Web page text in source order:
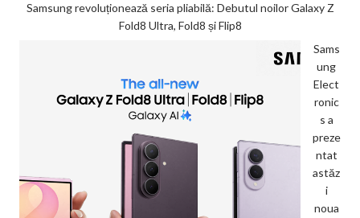
Samsung revoluționează seria pliabilă: Debutul noilor Galaxy Z
Fold8 Ultra, Fold8 și Flip8
Sams
ung
Elect
ronic
s a
preze
ntat
astăz
i
noua